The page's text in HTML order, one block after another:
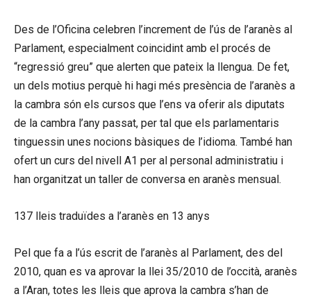
Des de l’Oficina celebren l’increment de l’ús de l’aranès al
Parlament, especialment coincidint amb el procés de
“regressió greu” que alerten que pateix la llengua. De fet,
un dels motius perquè hi hagi més presència de l’aranès a
la cambra són els cursos que l’ens va oferir als diputats
de la cambra l’any passat, per tal que els parlamentaris
tinguessin unes nocions bàsiques de l’idioma. També han
ofert un curs del nivell A1 per al personal administratiu i
han organitzat un taller de conversa en aranès mensual.
137 lleis traduïdes a l’aranès en 13 anys
Pel que fa a l’ús escrit de l’aranès al Parlament, des del
2010, quan es va aprovar la llei 35/2010 de l’occità, aranès
a l’Aran, totes les lleis que aprova la cambra s’han de